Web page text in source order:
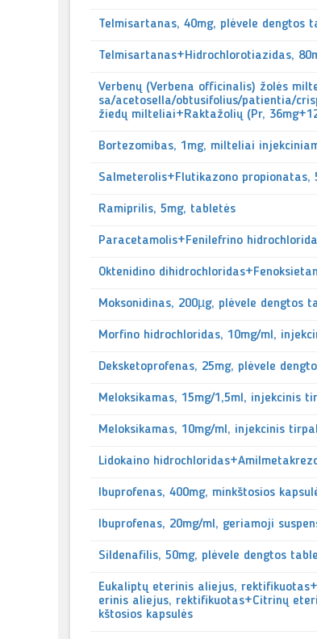
Telmisartanas, 40mg, plėvele dengtos
Telmisartanas+Hidrochlorotiazidas,
Verbenų (Verbena officinalis) žolės
sa/acetosella/obtusifolius/patientia/
žiedų milteliai+Raktažolių (Pr,
Bortezomibas, 1mg, milteliai
Salmeterolis+Flutikazono
Ramiprilis, 5mg, tabletės
Paracetamolis+Fenilefrino
Oktenidino
Moksonidinas, 200µg, plėvele dengtos
Morfino hidrochloridas, 10mg/ml,
Deksketoprofenas, 25mg, plėvele
Meloksikamas, 15mg/1,5ml, injekcinis
Meloksikamas, 10mg/ml, injekcinis
Lidokaino
Ibuprofenas, 400mg, minkštosios
Ibuprofenas, 20mg/ml, geriamoji
Sildenafilis, 50mg, plėvele dengtos
Eukaliptų eterinis aliejus,
erinis aliejus, rektifikuotas+Citrinų
kštosios kapsulės